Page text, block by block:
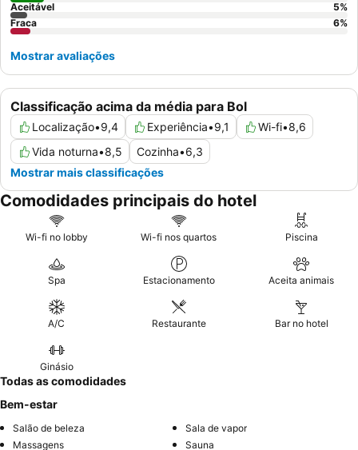
Classificação acima da média para Bol
Localização•9,4 Experiência•9,1 Wi-fi•8,6
Vida noturna•8,5 Cozinha•6,3
Mostrar mais classificações
Aceitável
5%
Fraca
6%
Mostrar avaliações
Comodidades principais do hotel
Wi-fi no lobby Wi-fi nos quartos Piscina
Spa Estacionamento Aceita animais
A/C Restaurante Bar no hotel
Ginásio
Todas as comodidades
Bem-estar
Salão de beleza
Sala de vapor
Massagens
Sauna